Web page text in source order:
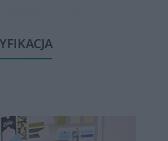
pojemnościach, od
dla osób, które drukują